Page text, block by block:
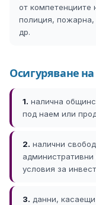
от компетенциите
полиция,
др.
Осигуряване
1. налична
под наем или
2. налични
административни
условия за
3. данни,